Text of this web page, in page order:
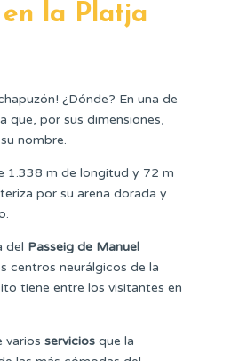
la Platja
¿Dónde? En una de
que, por sus dimensiones,
nombre.
1.338 m de longitud y 72 m
por su arena dorada y
del Passeig de Manuel
centros neurálgicos de la
tiene entre los visitantes en
varios servicios que la